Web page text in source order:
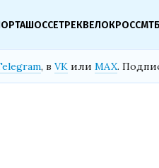
ШОССЕТРЕКВЕЛОКРОССМТБ
, в VK или MAX.